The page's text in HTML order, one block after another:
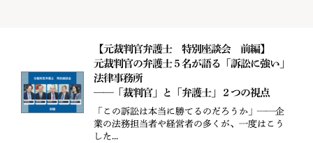
【元裁判官弁護士 特別座談会 前編】
元裁判官の弁護士５名が語る「訴訟に強い」
法律事務所
——「裁判官」と「弁護士」２つの視点
「この訴訟は本当に勝てるのだろうか」——企
業の法務担当者や経営者の多くが、一度はこう
した...